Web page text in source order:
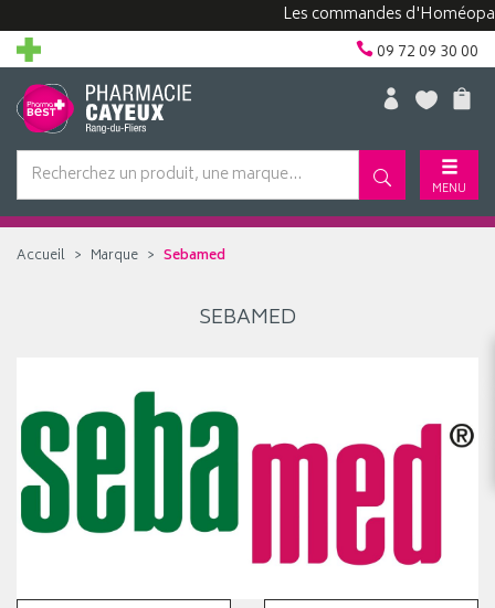
Les commandes
09 72 09 30 00
MENU
Accueil Marque Sebamed
SEBAMED